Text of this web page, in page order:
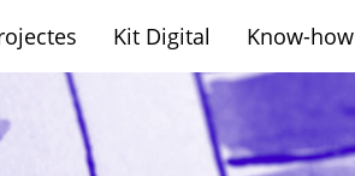
Kit Digital Know-how